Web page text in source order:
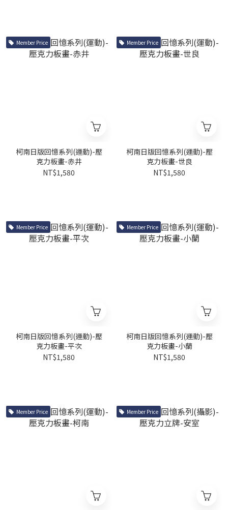
Member Price
柯南日版回憶系列(運動)-壓
克力板畫-赤井
NT$1,580
Member Price
柯南日版回憶系列(運動)-壓
克力板畫-世良
NT$1,580
Member Price
柯南日版回憶系列(運動)-壓
克力板畫-平次
NT$1,580
Member Price
柯南日版回憶系列(運動)-壓
克力板畫-小蘭
NT$1,580
Member Price Member Price